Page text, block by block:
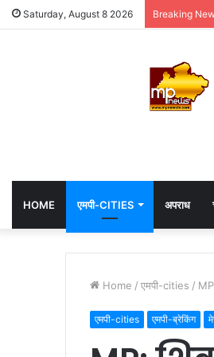
Saturday, August 8 2026 Breaking
HOME एमपी-CITIES अपराध
Home / एमपी-cities /
एमपी-cities एमपी-ब्रेकिंग